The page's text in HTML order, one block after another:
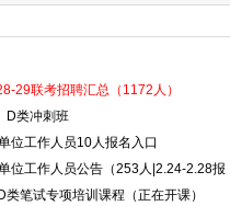
29联考招聘汇总（1172人）
D类冲刺班
位工作人员10人报名入口
位工作人员公告（253人|2.24-2.28报
笔试专项培训课程（正在开课）